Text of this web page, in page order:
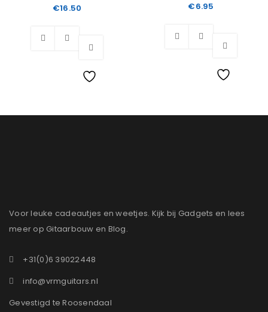
€16.50 €6.95
Voor leuke cadeautjes en weetjes. Kijk bij Gadgets en lees
meer op Gitaarbouw en Blog.
+31(0)6 39022448
info@vrmguitars.nl
Gevestigd te Roosendaal